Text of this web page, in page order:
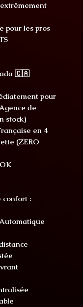
pour les pros
🇨🇦
pour
de
stock)
en 4
(ZERO
confort :